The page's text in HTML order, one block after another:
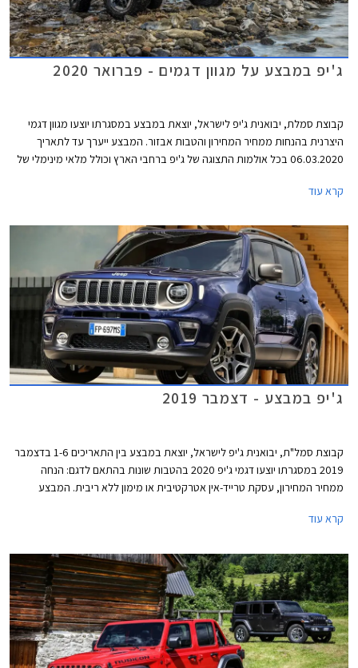
ג'יפ במבצע על מגוון דגמים - פברואר 2020
קבוצת סמלת, יבואנית ג'יפ לישראל, יוצאת במבצע במסגרתו יוצעו מגוון דגמי
היצרנית בהנחות ממחיר המחירון והטבות אבזור. המבצע ייערך עד לתאריך
06.03.2020 בכל אולמות התצוגה של ג'יפ ברחבי הארץ וכולל מלאי מינימלי של
קרא עוד
ג'יפ במבצע - דצמבר 2019
קבוצת סמל"ת, יבואנית ג'יפ לישראל, יוצאת במבצע בין התאריכים 1-6 בדצמבר
2019 במסגרתו יוצעו דגמי ג'יפ 2020 בהטבות שונות בהתאם לדגם: הנחה
ממחיר המחירון, עסקת טרייד-אין אטרקטיבית או מימון ללא ריבית. המבצע
קרא עוד